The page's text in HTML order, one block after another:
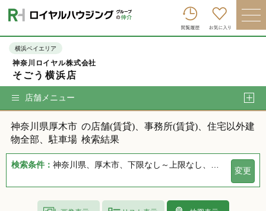
横浜ベイエリア
神奈川ロイヤル株式会社
そごう横浜店
店舗メニュー
神奈川県厚木市 の店舗(賃貸)、事務所(賃貸)、住宅以外建
物全部、駐車場 検索結果
検索条件： 神奈川県、厚木市、下限なし～上限なし、指定しない、指定なし、指定しない、下限なし～上限なし、指定なし
変更
ロイヤルハウジンググループトップへ
買いたい
売りたい
借りたい
貸したい
店舗を探す
企業情報
ログイン 会員登録